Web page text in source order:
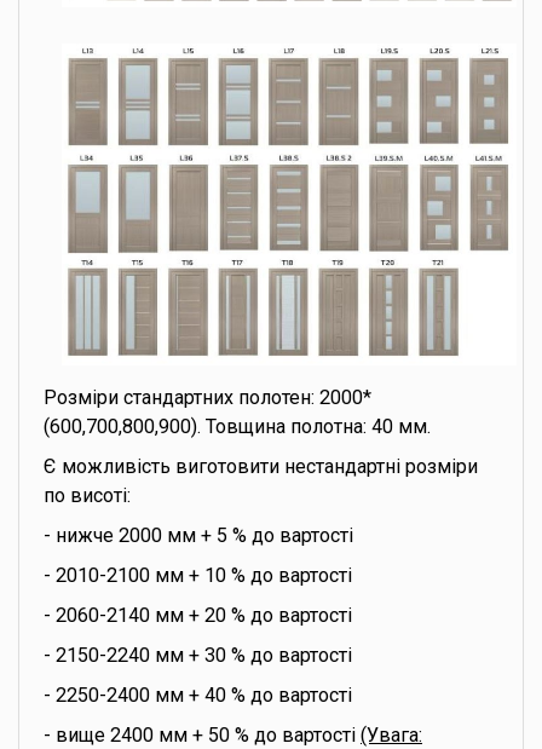
Розміри стандартних полотен: 2000*
(600,700,800,900). Товщина полотна: 40 мм.
Є можливість виготовити нестандартні розміри
по висоті:
- нижче 2000 мм + 5 % до вартості
- 2010-2100 мм + 10 % до вартості
- 2060-2140 мм + 20 % до вартості
- 2150-2240 мм + 30 % до вартості
- 2250-2400 мм + 40 % до вартості
- вище 2400 мм + 50 % до вартості (Увага: